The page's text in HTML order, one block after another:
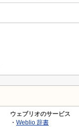
ウェブリオのサービス
・ Weblio 辞書